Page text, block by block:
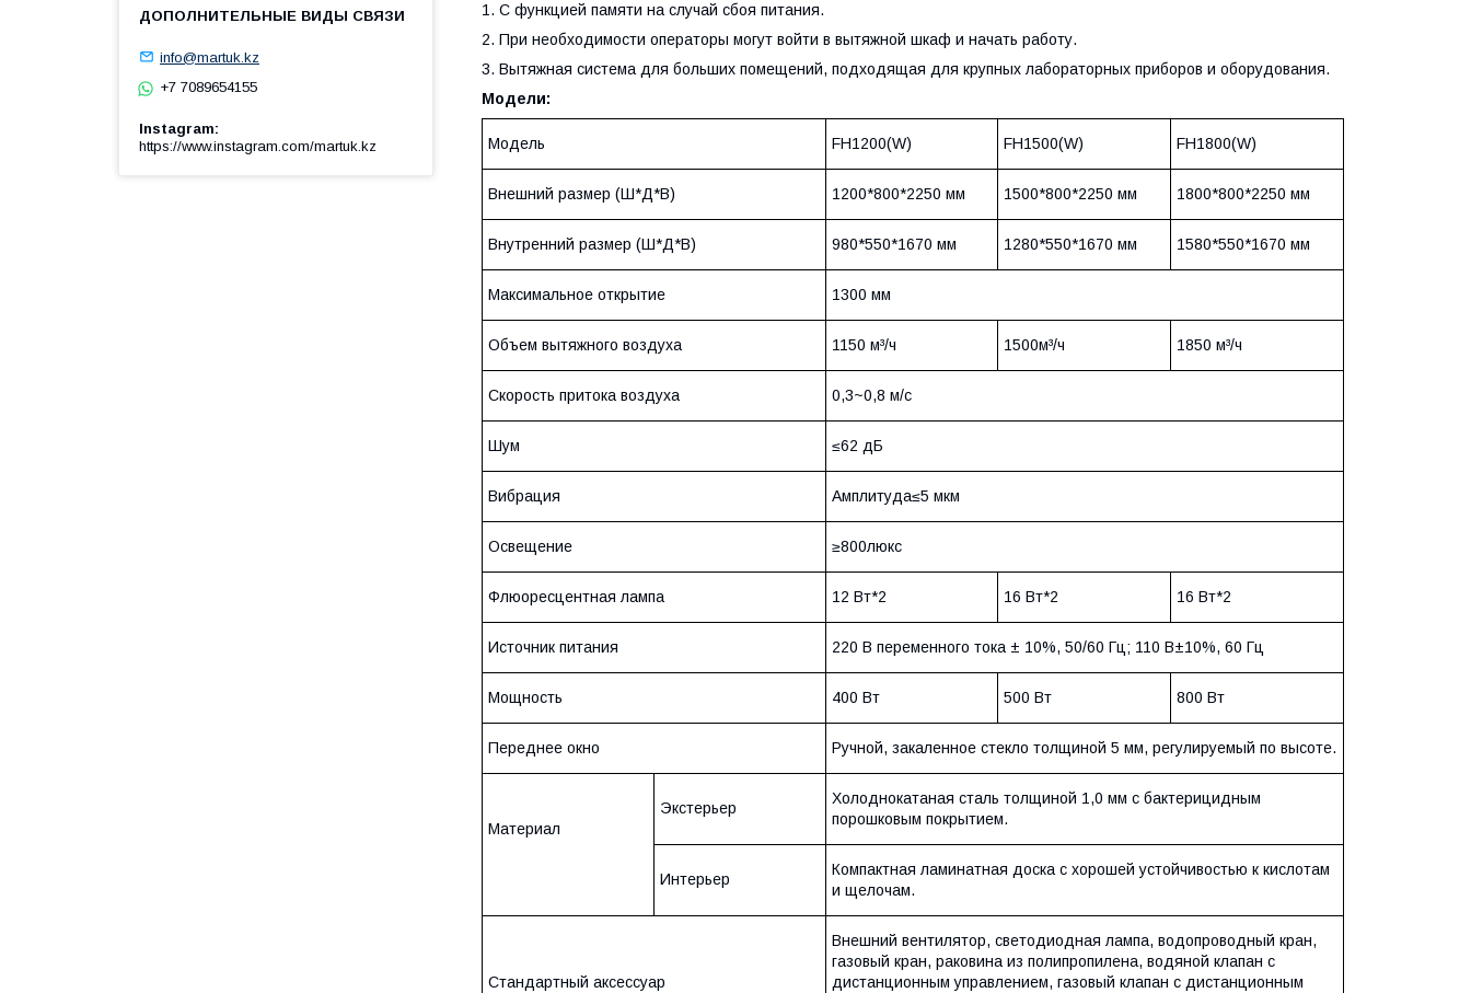
1. С функцией памяти на случай сбоя питания.
2. При необходимости операторы могут войти в вытяжной шкаф и начать работу.
3. Вытяжная система для больших помещений, подходящая для крупных лабораторных приборов и оборудования.
Модели:
Модель FH1200(W) FH1500(W) FH1800(W)
Внешний размер (Ш*Д*В) 1200*800*2250 мм 1500*800*2250 мм 1800*800*2250 мм
Внутренний размер (Ш*Д*В) 980*550*1670 мм 1280*550*1670 мм 1580*550*1670 мм
Максимальное открытие 1300 мм
Объем вытяжного воздуха 1150 м³/ч 1500м³/ч 1850 м³/ч
Скорость притока воздуха 0,3~0,8 м/с
Шум ≤62 дБ
Вибрация Амплитуда≤5 мкм
Освещение ≥800люкс
Флюоресцентная лампа 12 Вт*2 16 Вт*2 16 Вт*2
Источник питания 220 В переменного тока ± 10%, 50/60 Гц; 110 В±10%, 60 Гц
Мощность 400 Вт 500 Вт 800 Вт
Переднее окно Ручной, закаленное стекло толщиной 5 мм, регулируемый по высоте.
Материал
Экстерьер
Холоднокатаная сталь толщиной 1,0 мм с бактерицидным
порошковым покрытием.
Интерьер
Компактная ламинатная доска с хорошей устойчивостью к кислотам
и щелочам.
Стандартный аксессуар
Внешний вентилятор, светодиодная лампа, водопроводный кран,
газовый кран, раковина из полипропилена, водяной клапан с
дистанционным управлением, газовый клапан с дистанционным
info@martuk.kz
+7 7089654155
Instagram
https://www.instagram.com/martuk.kz